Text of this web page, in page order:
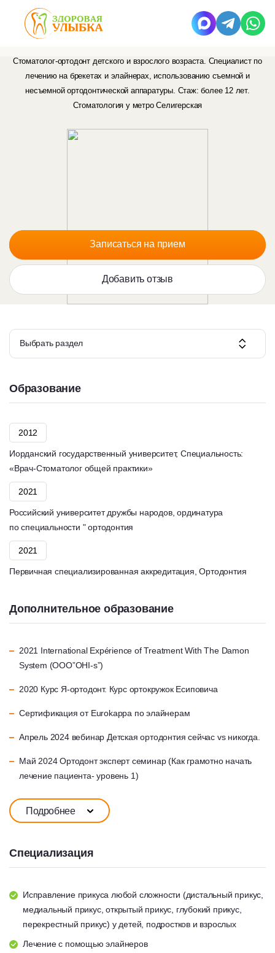
Рим Мохаммедовна
Стоматолог-ортодонт детского и взрослого возраста. Специалист по
лечению на брекетах и элайнерах, использованию съемной и
несъемной ортодонтической аппаратуры. Стаж: более 12 лет.
Стоматология у метро Селигерская
Записаться на прием
Добавить отзыв
Выбрать раздел
Образование
2012
Иорданский государственный университет, Специальность:
«Врач-Стоматолог общей практики»
2021
Российский университет дружбы народов, ординатура
по специальности " ортодонтия
2021
Первичная специализированная аккредитация, Ортодонтия
Дополнительное образование
2021 International Expérience of Treatment With The Damon
System (ООО”OHI-s”)
2020 Курс Я-ортодонт. Курс ортокружок Есиповича
Сертификация от Eurokappa по элайнерам
Апрель 2024 вебинар Детская ортодонтия сейчас vs никогда.
Май 2024 Ортодонт эксперт семинар (Как грамотно начать
лечение пациента- уровень 1)
Подробнее
Специализация
Исправление прикуса любой сложности (дистальный прикус,
медиальный прикус, открытый прикус, глубокий прикус,
перекрестный прикус) у детей, подростков и взрослых
Лечение с помощью элайнеров